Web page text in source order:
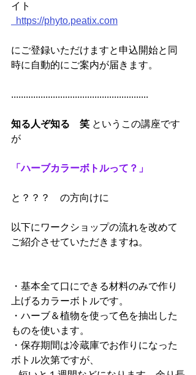
イト
https://phyto.peatix.com
にご登録いただけますと申込開始と同
時に自動的にご案内が届きます。
........................................................
知る人ぞ知る　笑 というこの講座です
が
「ハーブカラーボトルって？」
と？？？　の方向けに
以下にワークショップの流れを改めて
ご紹介させていただきますね。
・基本全て口にできる材料のみで作り
上げるカラーボトルです。
・ハーブ＆植物を使って色を抽出した
ものを使います。
・保存期間は冷蔵庫でお作りになった
ボトル次第ですが、